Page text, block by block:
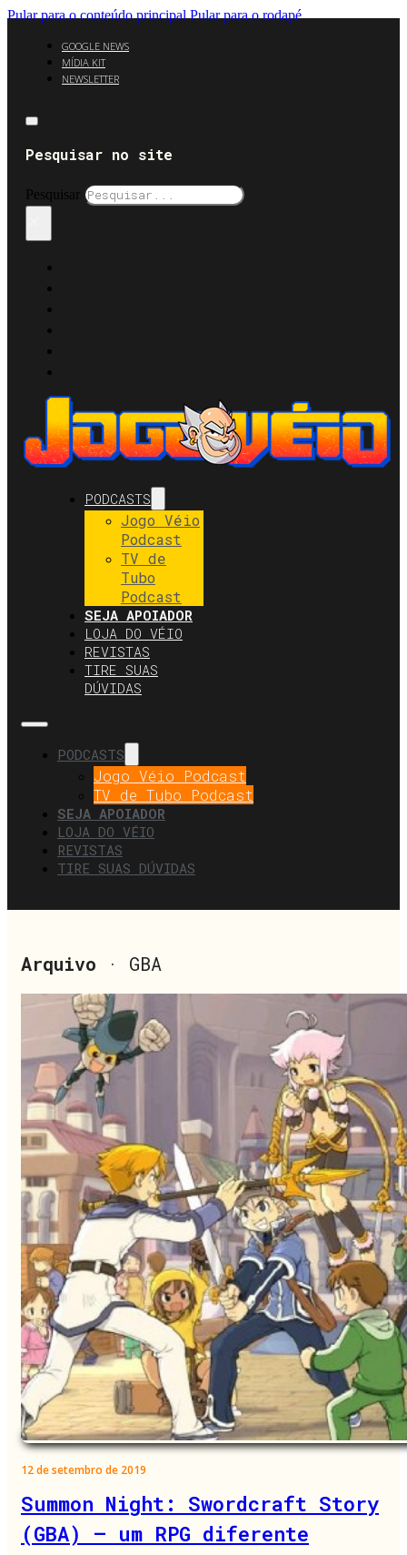
Pular para o conteúdo principal Pular para o rodapé
GOOGLE NEWS
MÍDIA KIT
NEWSLETTER
Pesquisar no site
Pesquisar
PODCASTS
Jogo Véio
Podcast
TV de
Tubo
Podcast
SEJA APOIADOR
LOJA DO VÉIO
REVISTAS
TIRE SUAS
DÚVIDAS
PODCASTS
Jogo Véio Podcast
TV de Tubo Podcast
SEJA APOIADOR
LOJA DO VÉIO
REVISTAS
TIRE SUAS DÚVIDAS
Arquivo · GBA
12 de setembro de 2019
Summon Night: Swordcraft Story
(GBA) – um RPG diferente